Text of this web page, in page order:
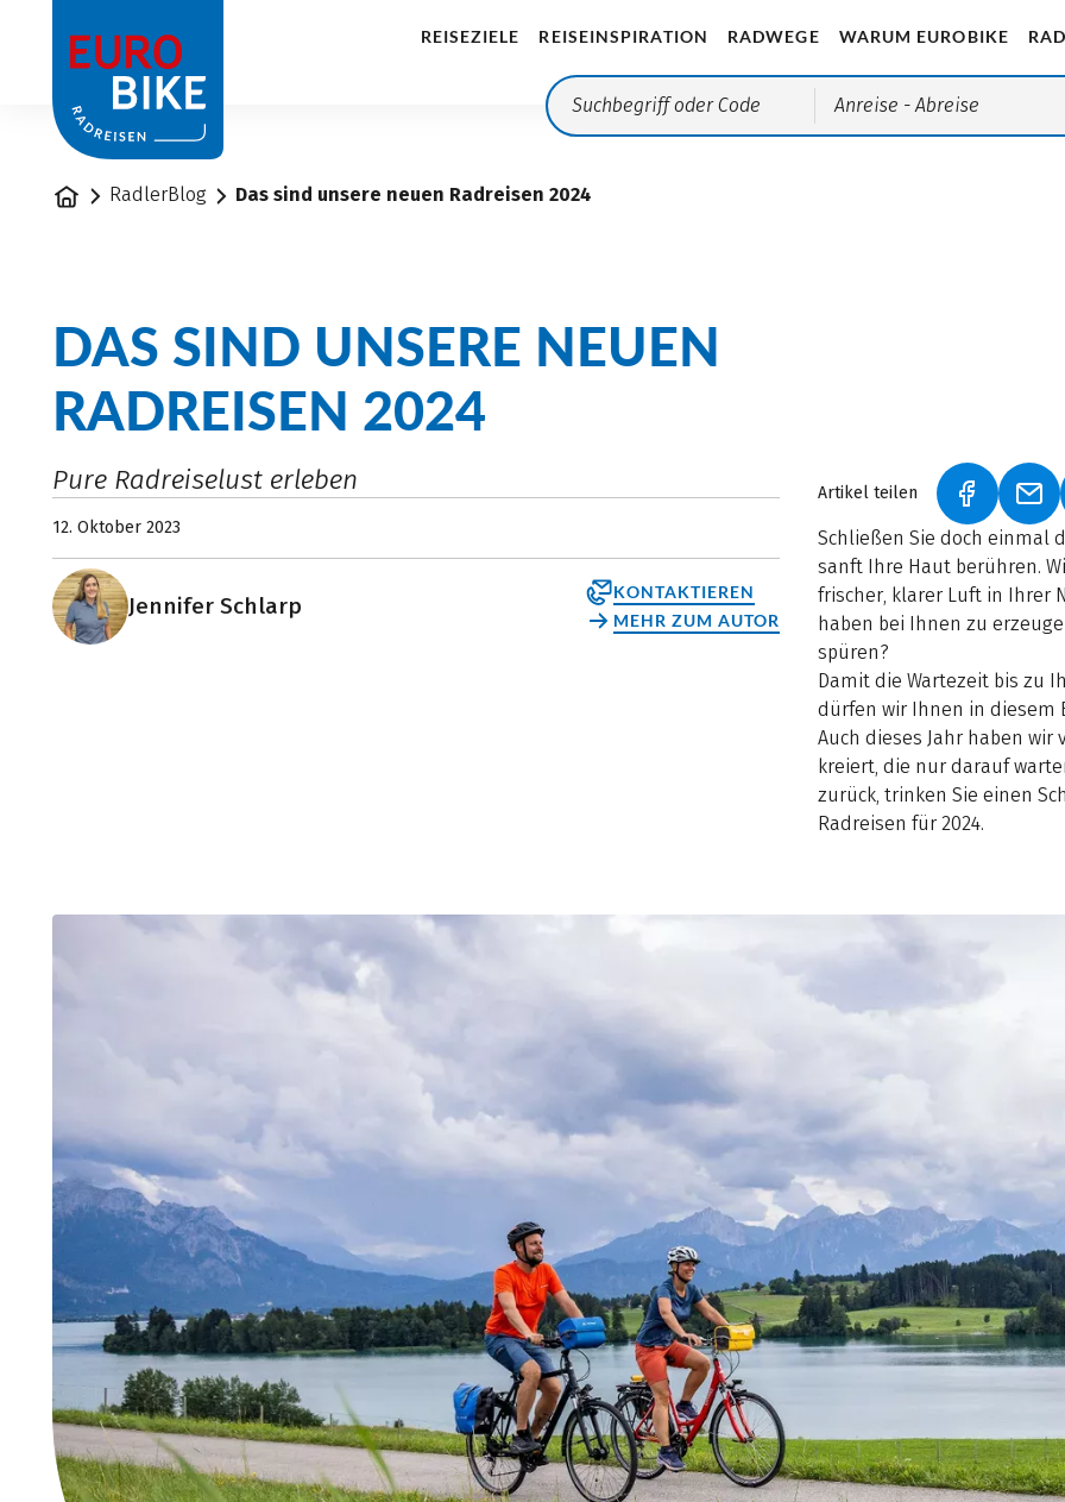
REISEZIELE REISEINSPIRATION RADWEGE WARUM EUROBIKE
Anreise - Abreise
StartseiteRadlerBlog Das sind unsere neuen Radreisen 2024
DAS SIND UNSERE NEUEN
RADREISEN 2024
Pure Radreiselust erleben
12. Oktober 2023
Jennifer Schlarp
KONTAKTIEREN
MEHR ZUM AUTOR
Artikel teilen (LINK
Schließen Sie doch einmal
sanft Ihre Haut berühren.
frischer, klarer Luft in Ihrer
haben bei Ihnen zu
spüren?
Damit die Wartezeit bis zu
dürfen wir Ihnen in diesem
Auch dieses Jahr haben
kreiert, die nur darauf
zurück, trinken Sie einen
Radreisen für 2024.